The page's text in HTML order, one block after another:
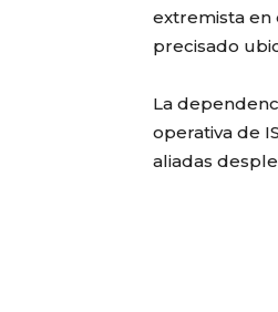
extremista en
precisado
La
operativa de
aliadas